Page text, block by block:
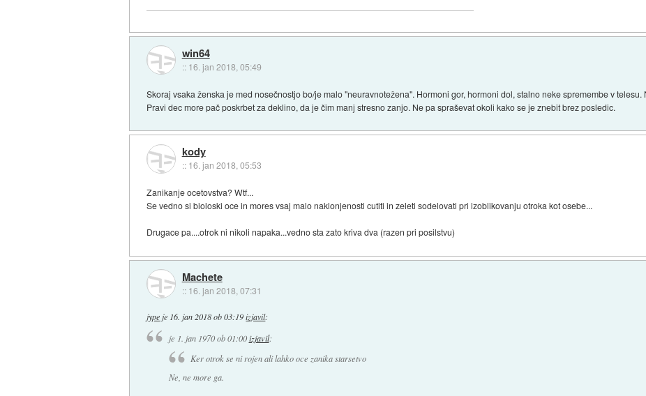
win64
:: 16. jan 2018, 05:49
Skoraj vsaka ženska je med nosečnostjo bo/je malo "neuravnotežena". Hormoni gor, hormoni dol, stalno neke spremembe v
Pravi dec more pač poskrbet za deklino, da je čim manj stresno zanjo. Ne pa spraševat okoli kako se je znebit brez posledic.
kody
:: 16. jan 2018, 05:53
Zanikanje ocetovstva? Wtf...
Se vedno si bioloski oce in mores vsaj malo naklonjenosti cutiti in zeleti sodelovati pri izoblikovanju otroka kot osebe...
Drugace pa....otrok ni nikoli napaka...vedno sta zato kriva dva (razen pri posilstvu)
Machete
:: 16. jan 2018, 07:31
jypeje 16. jan 2018 ob 03:19 izjavil:
je 1. jan 1970 ob 01:00 izjavil:
Ker otrok se ni rojen ali lahko oce zanika starsetvo
Ne, ne more ga.